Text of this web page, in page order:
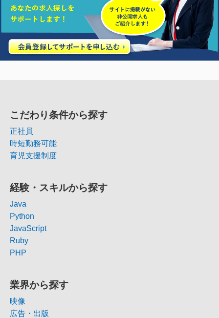
こだわり条件から探す
正社員
時短勤務可能
育児支援制度
経験・スキルから探す
Java
Python
JavaScript
Ruby
PHP
業界から探す
映像
広告・出版